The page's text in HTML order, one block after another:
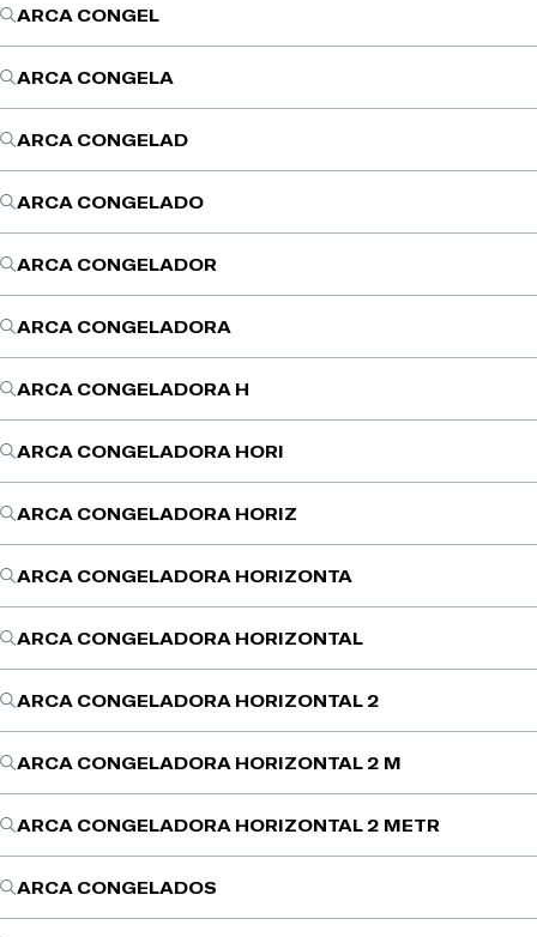
ARCA CONGEL
ARCA CONGELA
ARCA CONGELAD
ARCA CONGELADO
ARCA CONGELADOR
ARCA CONGELADORA
ARCA CONGELADORA H
ARCA CONGELADORA HORI
ARCA CONGELADORA HORIZ
ARCA CONGELADORA HORIZONTA
ARCA CONGELADORA HORIZONTAL
ARCA CONGELADORA HORIZONTAL 2
ARCA CONGELADORA HORIZONTAL 2 M
ARCA CONGELADORA HORIZONTAL 2 METR
ARCA CONGELADOS